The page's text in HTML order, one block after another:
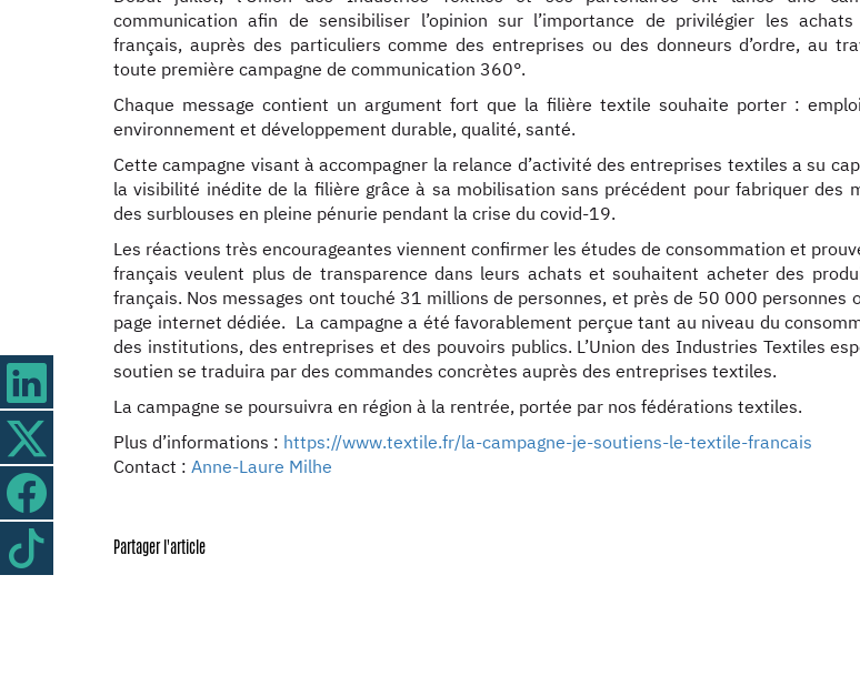
communication afin de sensibiliser l’opinion sur l’importance de privilégier les
français, auprès des particuliers comme des entreprises ou des donneurs d’ordre, au
toute première campagne de communication 360°.
Chaque message contient un argument fort que la filière textile souhaite porter :
environnement et développement durable, qualité, santé.
Cette campagne visant à accompagner la relance d’activité des entreprises textiles a su
la visibilité inédite de la filière grâce à sa mobilisation sans précédent pour fabriquer des
des surblouses en pleine pénurie pendant la crise du covid-19.
Les réactions très encourageantes viennent confirmer les études de consommation et
français veulent plus de transparence dans leurs achats et souhaitent acheter des
français. Nos messages ont touché 31 millions de personnes, et près de 50 000 personnes
page internet dédiée. La campagne a été favorablement perçue tant au niveau du
des institutions, des entreprises et des pouvoirs publics. L’Union des Industries Textiles
soutien se traduira par des commandes concrètes auprès des entreprises textiles.
La campagne se poursuivra en région à la rentrée, portée par nos fédérations textiles.
Plus d’informations : https://www.textile.fr/la-campagne-je-soutiens-le-textile-francais
Contact : Anne-Laure Milhe
Partager l'article